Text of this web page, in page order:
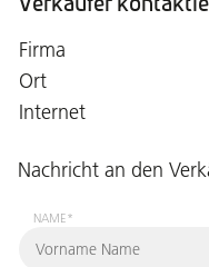
Firma
Ort
Internet
Nachricht an den
NAME*